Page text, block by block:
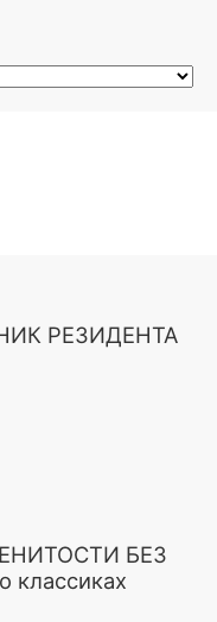
РЕЗИДЕНТА
БЕЗ
классиках